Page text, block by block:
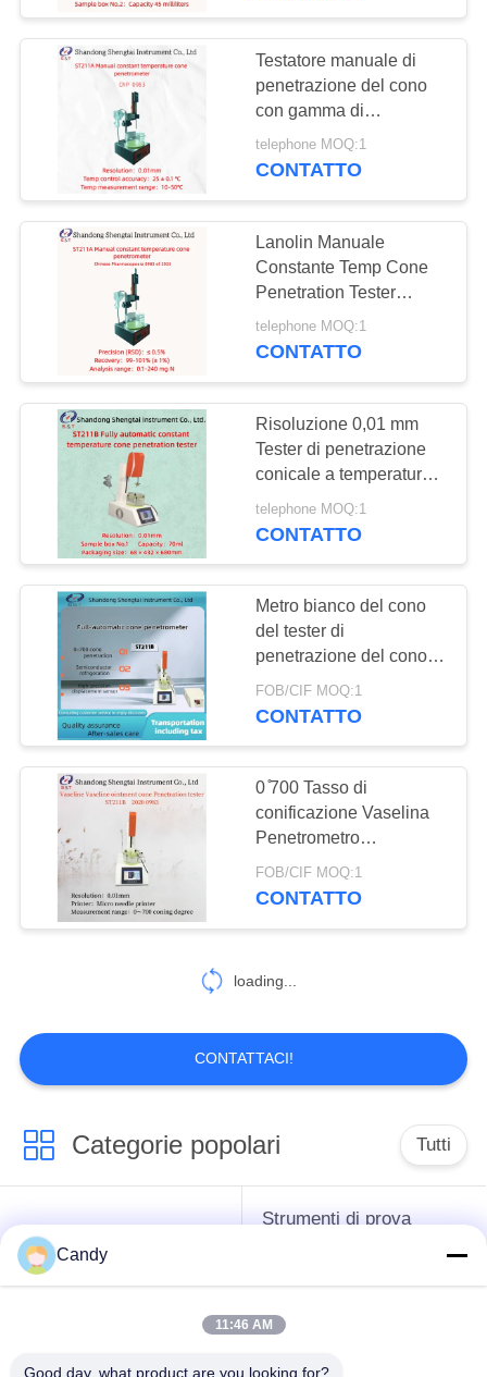
Testatore manuale di
penetrazione del cono
con gamma di
misurazione da 0 a 70
mm conforme alla
temperatura da 10 a 50
°C
telephone MOQ:1
CONTATTO
Lanolin Manuale
Constante Temp Cone
Penetration Tester
Misura 0 - 70mm
ST211A
telephone MOQ:1
CONTATTO
Risoluzione 0,01 mm
Tester di penetrazione
conicale a temperatura
costante completamente
automatico ST211B
telephone MOQ:1
CONTATTO
Metro bianco del cono
del tester di
penetrazione del cono
della vaselina di
ST211B per il tester di
penetrazione
FOB/CIF MOQ:1
CONTATTO
0 ̊700 Tasso di
conificazione Vaselina
Penetrometro
automatico a cono
Tester Risoluzione 0,01
FOB/CIF MOQ:1
CONTATTO
loading...
CONTATTACI!
Categorie popolari Tutti
strumenti difficili del
petrolio
Strumenti di prova
lubrificante
Candy
11:46 AM
Good day, what product are you looking for?